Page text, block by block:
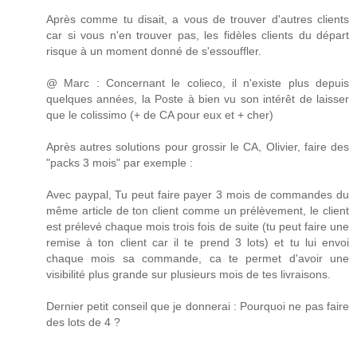
Après comme tu disait, a vous de trouver d'autres clients
car si vous n'en trouver pas, les fidèles clients du départ
risque à un moment donné de s'essouffler.
@ Marc : Concernant le colieco, il n'existe plus depuis
quelques années, la Poste à bien vu son intérêt de laisser
que le colissimo (+ de CA pour eux et + cher)
Après autres solutions pour grossir le CA, Olivier, faire des
"packs 3 mois" par exemple :
Avec paypal, Tu peut faire payer 3 mois de commandes du
même article de ton client comme un prélèvement, le client
est prélevé chaque mois trois fois de suite (tu peut faire une
remise à ton client car il te prend 3 lots) et tu lui envoi
chaque mois sa commande, ca te permet d'avoir une
visibilité plus grande sur plusieurs mois de tes livraisons.
Dernier petit conseil que je donnerai : Pourquoi ne pas faire
des lots de 4 ?